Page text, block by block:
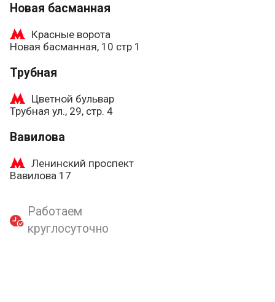
Новая басманная
Красные ворота
Новая басманная, 10 стр 1
Трубная
Цветной бульвар
Трубная ул., 29, стр. 4
Вавилова
Ленинский проспект
Вавилова 17
Работаем
круглосуточно